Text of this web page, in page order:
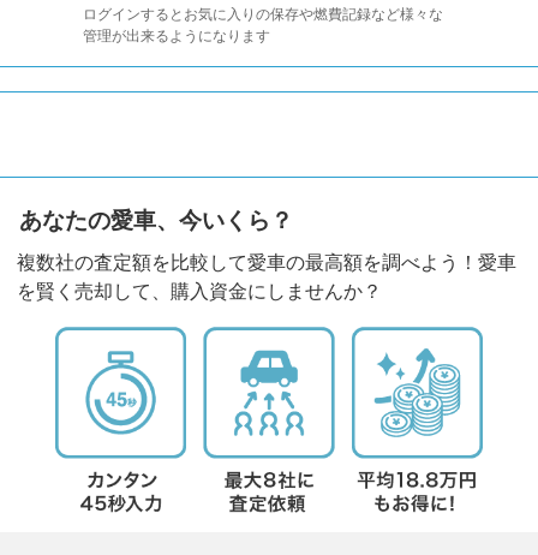
ログインするとお気に入りの保存や燃費記録など様々な
管理が出来るようになります
あなたの愛車、今いくら？
複数社の査定額を比較して愛車の最高額を調べよう！愛車
を賢く売却して、購入資金にしませんか？